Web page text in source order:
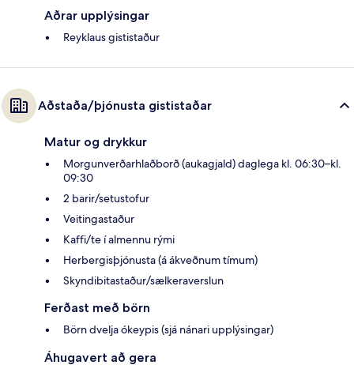
Aðrar upplýsingar
Reyklaus gististaður
Aðstaða/þjónusta gististaðar
Matur og drykkur
Morgunverðarhlaðborð (aukagjald) daglega kl. 06:30–kl.
09:30
2 barir/setustofur
Veitingastaður
Kaffi/te í almennu rými
Herbergisþjónusta (á ákveðnum tímum)
Skyndibitastaður/sælkeraverslun
Ferðast með börn
Börn dvelja ókeypis (sjá nánari upplýsingar)
Áhugavert að gera